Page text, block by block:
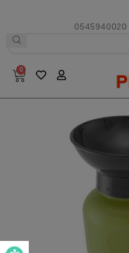
0545940020
0